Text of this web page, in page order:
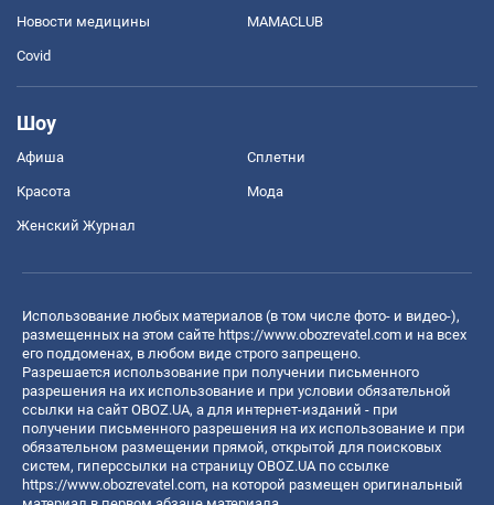
Новости медицины MAMACLUB
Covid
Шоу
Афиша Сплетни
Красота Мода
Женский Журнал
Использование любых материалов (в том числе фото- и видео-),
размещенных на этом сайте https://www.obozrevatel.com и на всех
его поддоменах, в любом виде строго запрещено.
Разрешается использование при получении письменного
разрешения на их использование и при условии обязательной
ссылки на сайт OBOZ.UA, а для интернет-изданий - при
получении письменного разрешения на их использование и при
обязательном размещении прямой, открытой для поисковых
систем, гиперссылки на страницу OBOZ.UA по ссылке
https://www.obozrevatel.com, на которой размещен оригинальный